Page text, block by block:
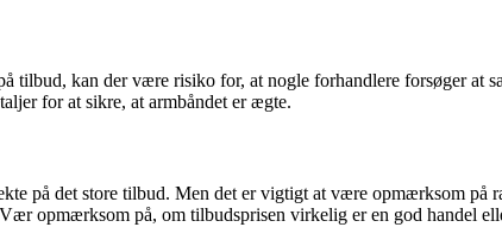
tilbud, kan der være risiko for, at nogle forhandlere forsøger
for at sikre, at armbåndet er ægte.
på det store tilbud. Men det er vigtigt at være opmærksom på
opmærksom på, om tilbudsprisen virkelig er en god handel